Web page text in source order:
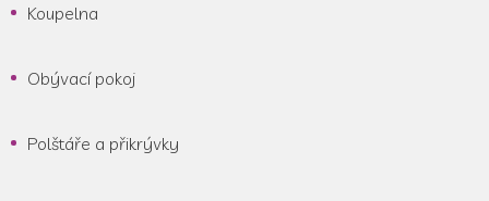
Koupelna
Obývací pokoj
Polštáře a přikrývky